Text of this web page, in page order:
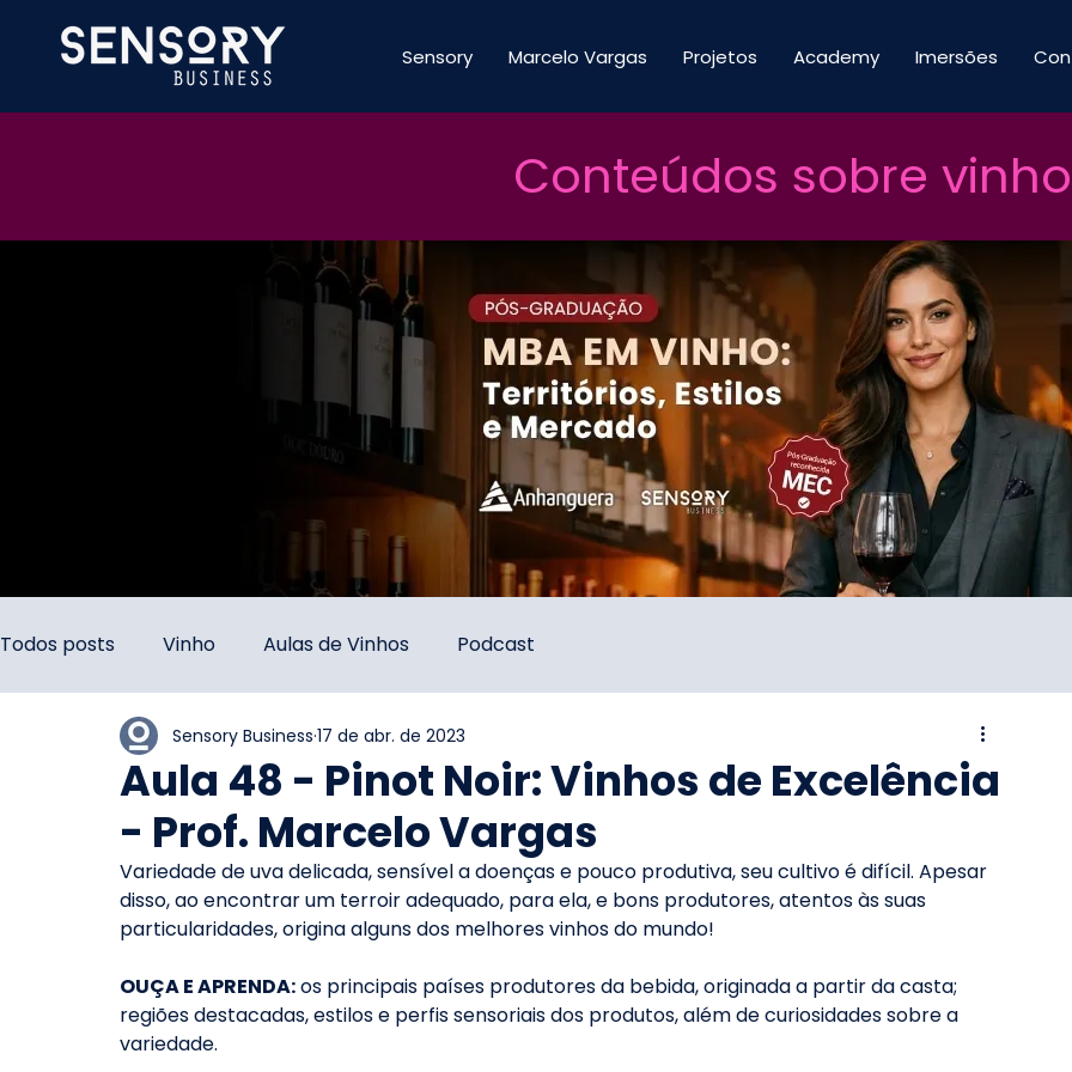
Sensory Marcelo Vargas Projetos Academy Imersões
Conteúdos sobre
Todos posts Vinho Aulas de Vinhos Podcast
Aula 48 - Pinot Noir: Vinhos de Excelência
- Prof. Marcelo Vargas
Sensory Business 17 de abr. de 2023
Variedade de uva delicada, sensível a doenças e pouco produtiva, seu cultivo é difícil. Apesar
disso, ao encontrar um terroir adequado, para ela, e bons produtores, atentos às suas
particularidades, origina alguns dos melhores vinhos do mundo!
OUÇA E APRENDA: os principais países produtores da bebida, originada a partir da casta;
regiões destacadas, estilos e perfis sensoriais dos produtos, além de curiosidades sobre a
variedade.